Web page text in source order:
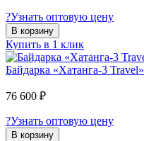
?Узнать оптовую цену
В корзину
Купить в 1 клик
Байдарка «Хатанга-3 Travel»
76 600 ₽
?Узнать оптовую цену
В корзину